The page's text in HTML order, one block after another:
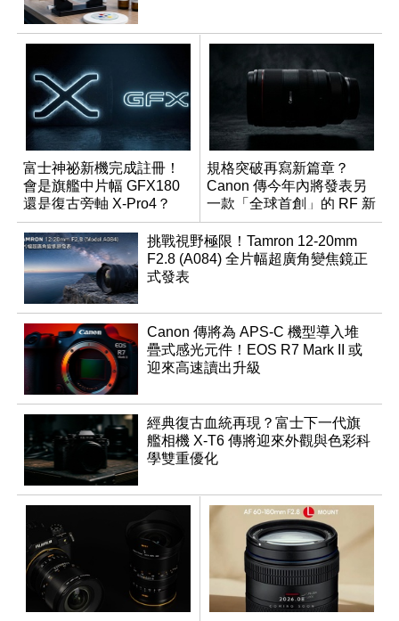
富士神祕新機完成註冊！
會是旗艦中片幅 GFX180
還是復古旁軸 X-Pro4？
規格突破再寫新篇章？
Canon 傳今年內將發表另
一款「全球首創」的 RF 新
鏡頭
挑戰視野極限！Tamron 12-20mm
F2.8 (A084) 全片幅超廣角變焦鏡正
式發表
Canon 傳將為 APS-C 機型導入堆
疊式感光元件！EOS R7 Mark II 或
迎來高速讀出升級
經典復古血統再現？富士下一代旗
艦相機 X-T6 傳將迎來外觀與色彩科
學雙重優化